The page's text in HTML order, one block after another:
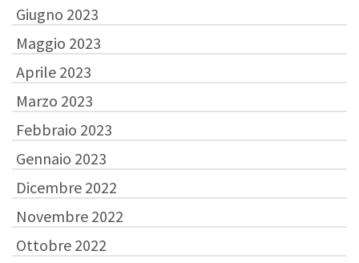
Giugno 2023
Maggio 2023
Aprile 2023
Marzo 2023
Febbraio 2023
Gennaio 2023
Dicembre 2022
Novembre 2022
Ottobre 2022